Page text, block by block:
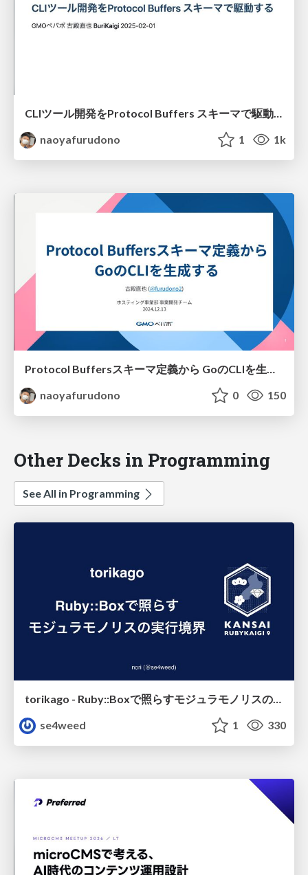
CLIツール開発をProtocol Buffers スキーマで駆動する
naoyafurudono
1 1k
Protocol Buffersスキーマ定義から GoのCLIを生成する
naoyafurudono
0 150
Other Decks in Programming
See All in Programming
torikago - Ruby::Boxで照らすモジュラモノリスの実行境界
se4weed
1 330